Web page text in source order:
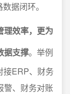
据闭环。
理效率，更为
据支撑。举例
接ERP、财务
警、财务对账